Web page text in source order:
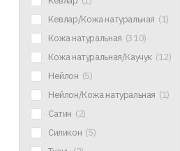
Кевлар/Кожа натуральная (1)
Кожа натуральная (310)
Кожа натуральная/Каучук (12)
Нейлон (5)
Нейлон/Кожа натуральная (1)
Сатин (2)
Силикон (5)